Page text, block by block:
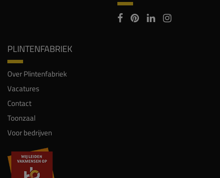
PLINTENFABRIEK
Over Plintenfabriek
Vacatures
Contact
Toonzaal
Voor bedrijven